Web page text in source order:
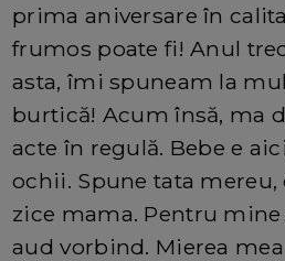
prima aniversare în
frumos poate fi! Anul
asta, îmi spuneam la
burtică! Acum însă, ma
acte în regulă. Bebe e
ochii. Spune tata mereu,
zice mama. Pentru mine
aud vorbind. Mierea